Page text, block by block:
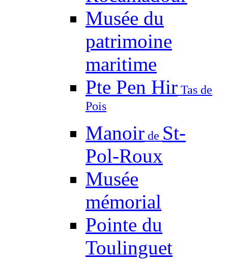
Musée du
patrimoine
maritime
Pte Pen Hir Tas de
Pois
Manoir de St-
Pol-Roux
Musée
mémorial
Pointe du
Toulinguet